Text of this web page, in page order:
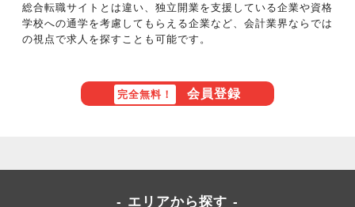
総合転職サイトとは違い、独立開業を支援している企業や資格
学校への通学を考慮してもらえる企業など、会計業界ならでは
の視点で求人を探すことも可能です。
完全無料！ 会員登録
エリアから探す